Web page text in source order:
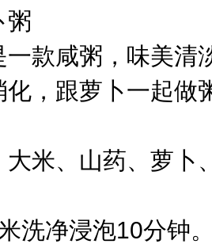
粥
一款咸粥，味美清
化，跟萝卜一起做
米、山药、萝卜
洗净浸泡10分钟